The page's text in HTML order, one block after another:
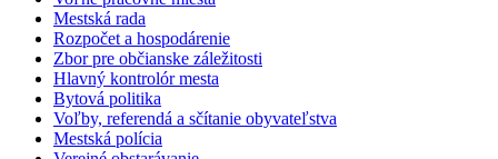
Mestská rada
Rozpočet a hospodárenie
Zbor pre občianske záležitosti
Hlavný kontrolór mesta
Bytová politika
Voľby, referendá a sčítanie obyvateľstva
Mestská polícia